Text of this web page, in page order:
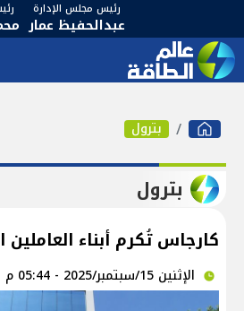
رئيس مجلس الإدارة
عبدالحفيظ عمار
بترول
بترول
كارجاس تُكرم أبناء
الإثنين 15/سبتمبر/2025 - 05:44 م